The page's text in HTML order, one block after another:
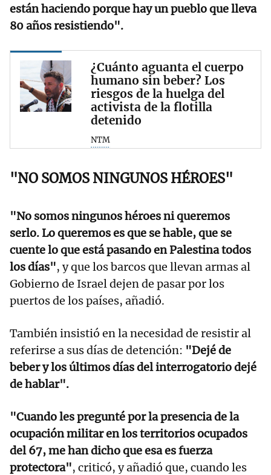
están haciendo porque hay un pueblo que lleva
80 años resistiendo".
¿Cuánto aguanta el cuerpo
humano sin beber? Los
riesgos de la huelga del
activista de la flotilla
detenido
NTM
"NO SOMOS NINGUNOS HÉROES"
"No somos ningunos héroes ni queremos
serlo. Lo queremos es que se hable, que se
cuente lo que está pasando en Palestina todos
los días", y que los barcos que llevan armas al
Gobierno de Israel dejen de pasar por los
puertos de los países, añadió.
También insistió en la necesidad de resistir al
referirse a sus días de detención: "Dejé de
beber y los últimos días del interrogatorio dejé
de hablar".
"Cuando les pregunté por la presencia de la
ocupación militar en los territorios ocupados
del 67, me han dicho que esa es fuerza
protectora", criticó, y añadió que, cuando les